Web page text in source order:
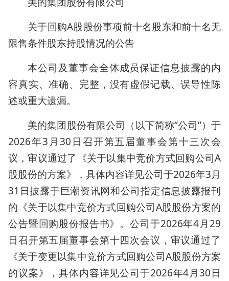
关于回购A股股份事项前十名股东和前十名无
限售条件股东持股情况的公告
本公司及董事会全体成员保证信息披露的内
容真实、准确、完整，没有虚假记载、误导性陈
述或重大遗漏。
美的集团股份有限公司（以下简称“公司”）于
2026年3月30日召开第五届董事会第十三次会
议，审议通过了《关于以集中竞价方式回购公司A
股股份的方案》，具体内容详见公司于2026年3月
31日披露于巨潮资讯网和公司指定信息披露报刊
的《关于以集中竞价方式回购公司A股股份方案的
公告暨回购股份报告书》。公司于2026年4月29
日召开第五届董事会第十四次会议，审议通过了
《关于变更以集中竞价方式回购公司A股股份方案
的议案》，具体内容详见公司于2026年4月30日